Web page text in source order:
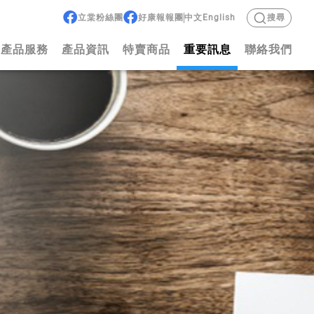
產品服務 產品資訊 特賣商品 重要訊息 聯絡我們
立棠粉絲團 好康報報團 中文 English 搜尋